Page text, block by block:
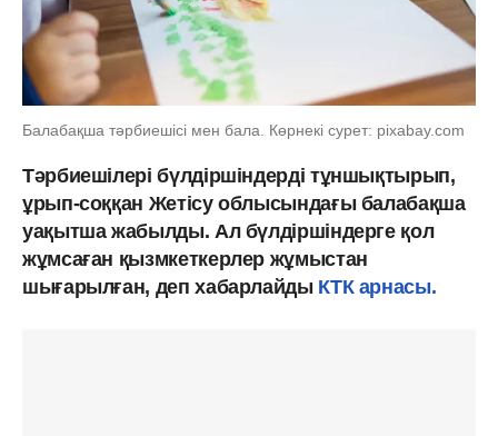
Балабақша тәрбиешісі мен бала. Көрнекі сурет: pixabay.com
Тәрбиешілері бүлдіршіндерді тұншықтырып,
ұрып-соққан Жетісу облысындағы балабақша
уақытша жабылды. Ал бүлдіршіндерге қол
жұмсаған қызмкеткерлер жұмыстан
шығарылған, деп хабарлайды КТК арнасы.